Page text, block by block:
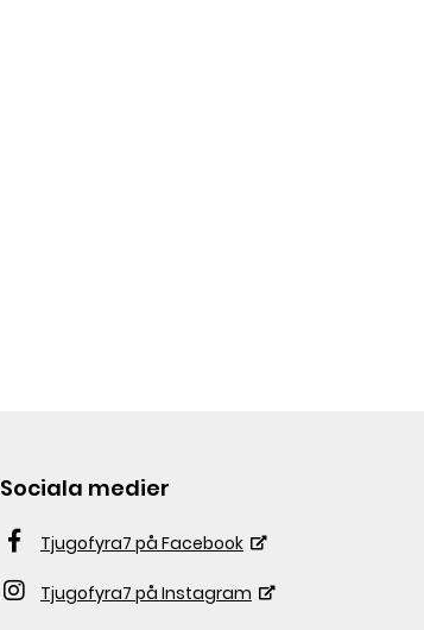
Sociala medier
Tjugofyra7 på Facebook
Tjugofyra7 på Instagram